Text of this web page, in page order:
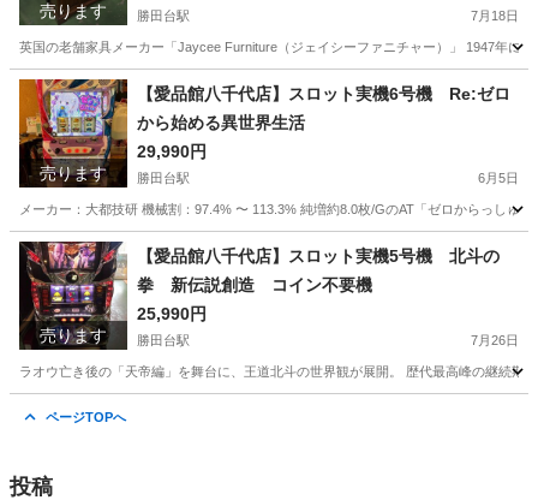
売ります 勝田台駅 7月18日
英国の老舗家具メーカー「Jaycee Furniture（ジェイシーファニチャー）」 1947年に
千葉 八千代市 勝田台駅 収納家具 商品
売ります
【愛品館八千代店】スロット実機6号機 Re:ゼロ
から始める異世界生活
29,990円
勝田台駅 6月5日
メーカー：大都技研 機械割：97.4% 〜 113.3% 純増約8.0枚/GのAT「ゼロからっしゅ
千葉 八千代市 勝田台駅 その他 印西市
千葉ニュータウン中央駅 その他 商品
売ります
【愛品館八千代店】スロット実機5号機 北斗の
拳 新伝説創造 コイン不要機
25,990円
勝田台駅 7月26日
ラオウ亡き後の「天帝編」を舞台に、王道北斗の世界観が展開。 歴代最高峰の継続
ページTOPへ
投稿